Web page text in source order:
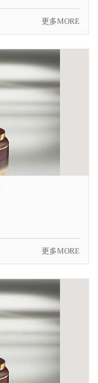
更多MORE
更多MORE